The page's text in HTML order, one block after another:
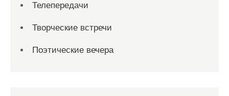
Телепередачи
Творческие встречи
Поэтические вечера